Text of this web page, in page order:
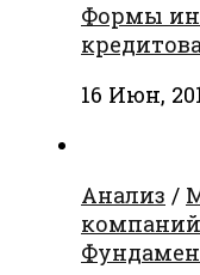
Формы
16 Июн,
Анализ /
компаний